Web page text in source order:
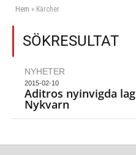
Hem » Kärcher
SÖKRESULTAT
NYHETER
2015-02-10
Aditros nyinvigda
Nykvarn